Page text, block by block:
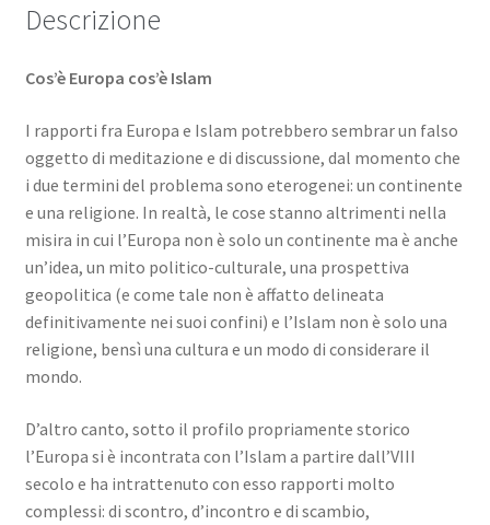
Descrizione
Cos’è Europa cos’è Islam
I rapporti fra Europa e Islam potrebbero sembrar un falso
oggetto di meditazione e di discussione, dal momento che
i due termini del problema sono eterogenei: un continente
e una religione. In realtà, le cose stanno altrimenti nella
misira in cui l’Europa non è solo un continente ma è anche
un’idea, un mito politico-culturale, una prospettiva
geopolitica (e come tale non è affatto delineata
definitivamente nei suoi confini) e l’Islam non è solo una
religione, bensì una cultura e un modo di considerare il
mondo.
D’altro canto, sotto il profilo propriamente storico
l’Europa si è incontrata con l’Islam a partire dall’VIII
secolo e ha intrattenuto con esso rapporti molto
complessi: di scontro, d’incontro e di scambio,